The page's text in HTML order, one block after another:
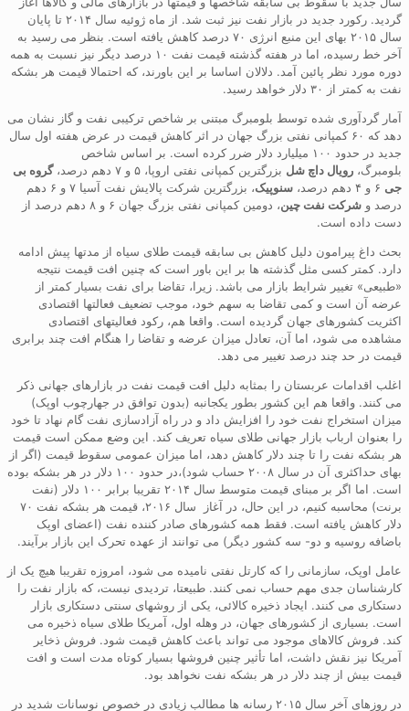
گردید. رکورد جدید در بازار نفت نیز ثبت شد. از ماه ژوئیه سال ۲۰۱۴ تا پایان
سال ۲۰۱۵ بهای این منبع انرژی ۷۰ درصد کاهش یافته است. بنظر می رسید به
آخر خط رسیده، اما در هفته گذشته قیمت نفت ۱۰ درصد دیگر نیز نسبت به همه
دوره مورد نظر پائین آمد. دلالان اساسا بر این باورند، که احتمالا قیمت هر بشکه
نفت به کمتر از ۳۰ دلار خواهد رسید.
آمار گردآوری شده توسط بلومبرگ مبتنی بر شاخص ترکیبی نفت و گاز نشان می
دهد که ۶۰ کمپانی نفتی بزرگ جهان در اثر کاهش قیمت در عرض هفته اول سال
جدید در حدود ۱۰۰ میلیارد دلار ضرر کرده است. بر اساس شاخص
بلومبرگ، رویال داچ شل بزرگترین کمپانی نفتی اروپا، ۵ و ۷ دهم درصد،
گروه بی
جی
سنوپیک
، بزرگترین شرکت پالایش نفت آسیا ۷ و ۶ دهم
درصد و شرکت نفت چین
، دومین کمپانی نفتی بزرگ جهان ۶ و ۸ دهم درصد از
دست داده است.
بحث داغ پیرامون دلیل کاهش بی سابقه قیمت طلای سیاه از مدتها پیش ادامه
دارد. کمتر کسی مثل گذشته ها بر این باور است که چنین افت قیمت نتیجه
«طبیعی» تغییر شرایط بازار می باشد. زیرا، تقاضا برای نفت بسیار کمتر از
عرضه آن است و کمی تقاضا به سهم خود، موجب تضعیف فعالتها اقتصادی
اکثریت کشورهای جهان گردیده است. واقعا هم، رکود فعالیتهای اقتصادی
مشاهده می شود، اما آن، تعادل میزان عرضه و تقاضا را هنگام افت چند برابری
قیمت در حد چند درصد تغییر می دهد.
اغلب اقدامات عربستان را بمثابه دلیل افت قیمت نفت در بازارهای جهانی ذکر
می کنند. واقعا هم این کشور بطور یکجانبه (بدون توافق در جهارچوب اوپک)
میزان استخراج نفت خود را افزایش داد و در راه آزادسازی نفت گام نهاد تا خود
را بعنوان ارباب بازار جهانی طلای سیاه تعریف کند. این وضع ممکن است قیمت
هر بشکه نفت را تا چند دلار کاهش دهد، اما میزان عمومی سقوط قیمت (اگر از
بهای حداکثری آن در سال ۲۰۰۸ حساب شود)،در حدود ۱۰۰ دلار در هر بشکه بوده
است. اما اگر بر مبنای قیمت متوسط سال ۲۰۱۴ تقریبا برابر ۱۰۰ دلار (نفت
برنت) محاسبه کنیم، در این حال، در آغاز سال ۲۰۱۶، قیمت هر بشکه نفت ۷۰
دلار کاهش یافته است. فقط همه کشورهای صادر کننده نفت (اعضای اوپک
باضافه روسیه و دو- سه کشور دیگر) می توانند از عهده تحرک این بازار برآیند.
عامل اوپک، سازمانی را که کارتل نفتی نامیده می شود، امروزه تقریبا هیچ یک از
کارشناسان جدی مهم حساب نمی کنند. طبیعتا، تردیدی نیست، که بازار نفت را
دستکاری می کنند. ایجاد ذخیره کالائی، یکی از روشهای سنتی دستکاری بازار
است. بسیاری از کشورهای جهان، در وهله اول، آمریکا طلای سیاه ذخیره می
کند. فروش کالاهای موجود می تواند باعث کاهش قیمت شود. فروش ذخایر
آمریکا نیز نقش داشت، اما تأثیر چنین فروشها بسیار کوتاه مدت است و افت
قیمت بیش از چند دلار در هر بشکه نفت نخواهد بود.
در روزهای آخر سال ۲۰۱۵ رسانه ها مطالب زیادی در خصوص نوسانات شدید در